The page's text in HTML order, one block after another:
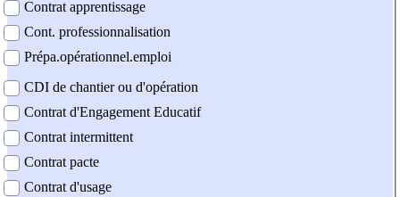
Contrat apprentissage
Cont. professionnalisation
Prépa.opérationnel.emploi
CDI de chantier ou d'opération
Contrat d'Engagement Educatif
Contrat intermittent
Contrat pacte
Contrat d'usage